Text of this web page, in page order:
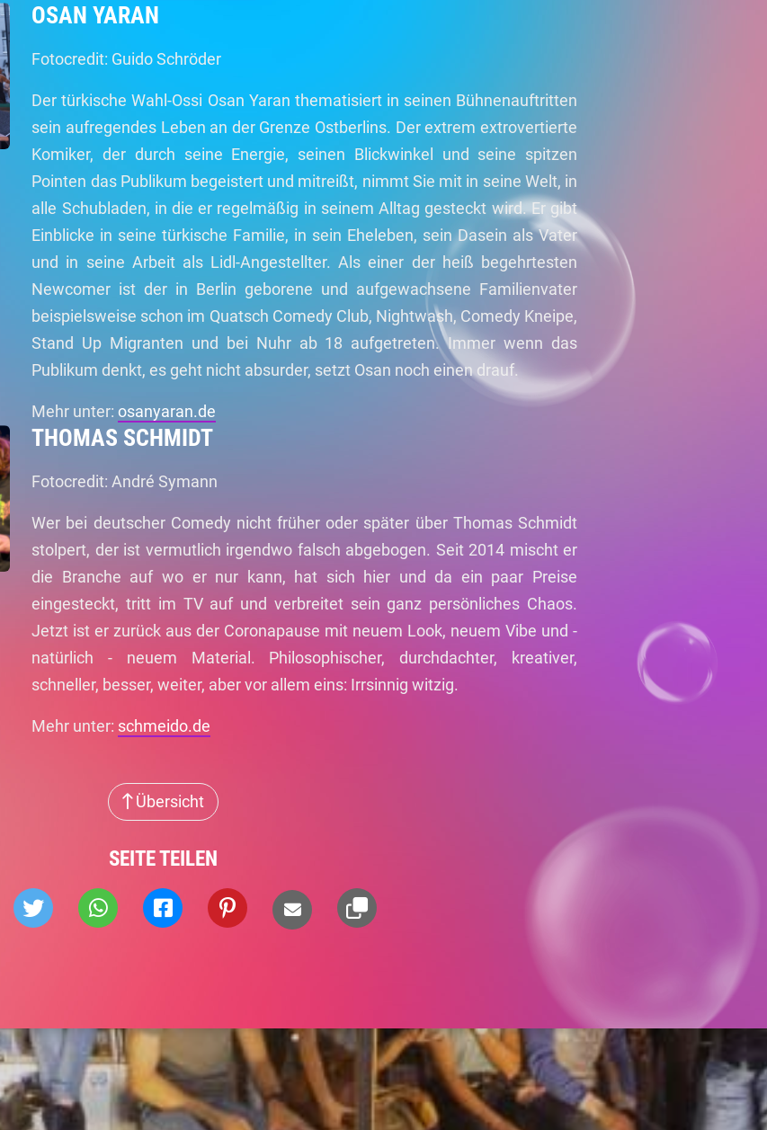
OSAN YARAN
Fotocredit: Guido Schröder
Der türkische Wahl-Ossi Osan Yaran thematisiert in seinen Bühnenauftritten
sein aufregendes Leben an der Grenze Ostberlins. Der extrem extrovertierte
Komiker, der durch seine Energie, seinen Blickwinkel und seine spitzen
Pointen das Publikum begeistert und mitreißt, nimmt Sie mit in seine Welt, in
alle Schubladen, in die er regelmäßig in seinem Alltag gesteckt wird. Er gibt
Einblicke in seine türkische Familie, in sein Eheleben, sein Dasein als Vater
und in seine Arbeit als Lidl-Angestellter. Als einer der heiß begehrtesten
Newcomer ist der in Berlin geborene und aufgewachsene Familienvater
beispielsweise schon im Quatsch Comedy Club, Nightwash, Comedy Kneipe,
Stand Up Migranten und bei Nuhr ab 18 aufgetreten. Immer wenn das
Publikum denkt, es geht nicht absurder, setzt Osan noch einen drauf.
Mehr unter:osanyaran.de
THOMAS SCHMIDT
Fotocredit: André Symann
Wer bei deutscher Comedy nicht früher oder später über Thomas Schmidt
stolpert, der ist vermutlich irgendwo falsch abgebogen. Seit 2014 mischt er
die Branche auf wo er nur kann, hat sich hier und da ein paar Preise
eingesteckt, tritt im TV auf und verbreitet sein ganz persönliches Chaos.
Jetzt ist er zurück aus der Coronapause mit neuem Look, neuem Vibe und -
natürlich - neuem Material. Philosophischer, durchdachter, kreativer,
schneller, besser, weiter, aber vor allem eins: Irrsinnig witzig.
Mehr unter: schmeido.de
Übersicht
SEITE TEILEN